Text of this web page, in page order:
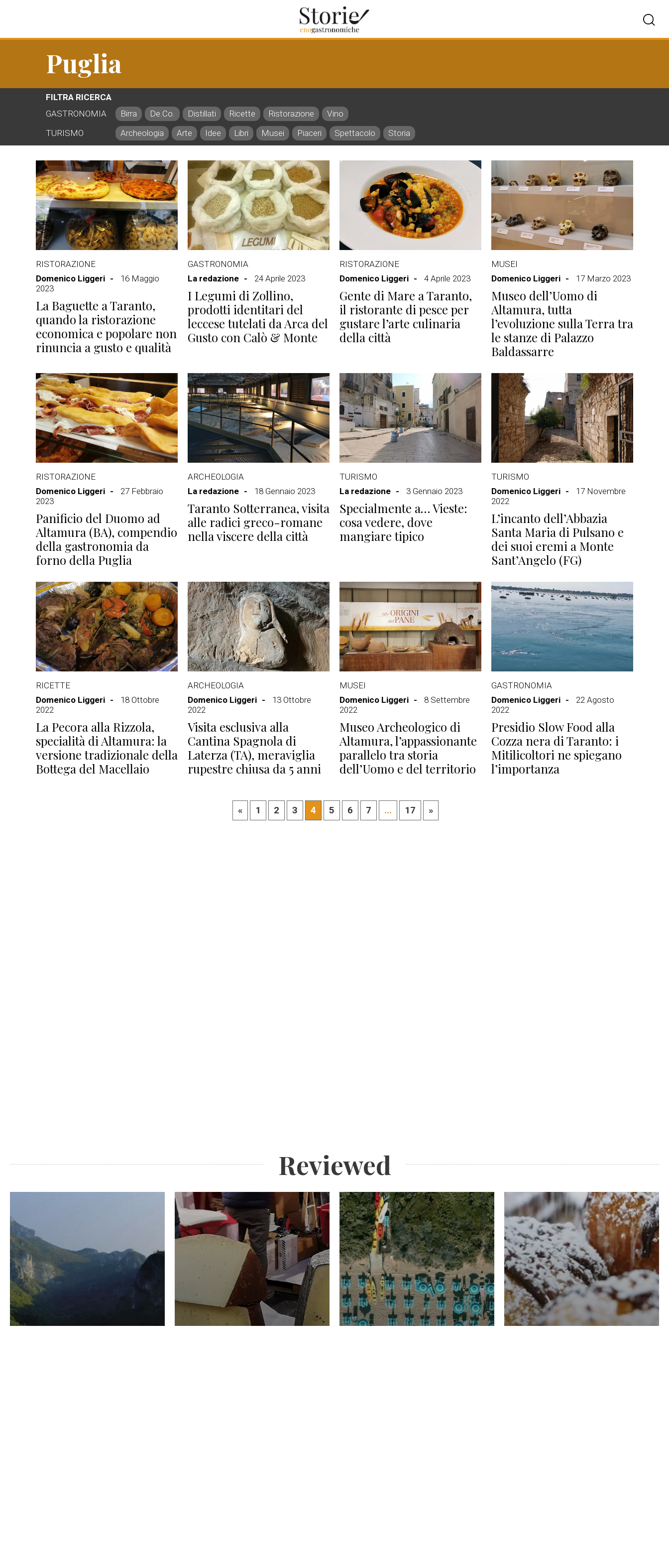
Puglia
FILTRA RICERCA
GASTRONOMIA
Birra De.Co. Distillati Ricette Ristorazione
Vino
TURISMO
Archeologia Arte Idee Libri Musei Piaceri Spettacolo Storia
RISTORAZIONE
Domenico Liggeri
16 Maggio
2023
La Baguette a Taranto,
quando la ristorazione
economica e popolare non
rinuncia a gusto e qualità
GASTRONOMIA
La redazione
24 Aprile 2023
I Legumi di Zollino,
prodotti identitari del
leccese tutelati da Arca del
Gusto con Calò & Monte
RISTORAZIONE
Domenico Liggeri
4 Aprile 2023
Gente di Mare a Taranto,
il ristorante di pesce per
gustare l’arte culinaria
della città
MUSEI
Domenico Liggeri
17 Marzo 2023
Museo dell’Uomo di
Altamura, tutta
l’evoluzione sulla Terra tra
le stanze di Palazzo
Baldassarre
RISTORAZIONE
Domenico Liggeri
27 Febbraio
2023
Panificio del Duomo ad
Altamura (BA), compendio
della gastronomia da
forno della Puglia
ARCHEOLOGIA
La redazione
18 Gennaio 2023
Taranto Sotterranea, visita
alle radici greco-romane
nella viscere della città
TURISMO
La redazione
3 Gennaio 2023
Specialmente a… Vieste:
cosa vedere, dove
mangiare tipico
TURISMO
Domenico Liggeri
17 Novembre
2022
L’incanto dell’Abbazia
Santa Maria di Pulsano e
dei suoi eremi a Monte
Sant’Angelo (FG)
RICETTE
Domenico Liggeri
18 Ottobre
2022
La Pecora alla Rizzola,
specialità di Altamura: la
versione tradizionale della
Bottega del Macellaio
ARCHEOLOGIA
Domenico Liggeri
13 Ottobre
2022
Visita esclusiva alla
Cantina Spagnola di
Laterza (TA), meraviglia
rupestre chiusa da 5 anni
MUSEI
Domenico Liggeri
8 Settembre
2022
Museo Archeologico di
Altamura, l’appassionante
parallelo tra storia
dell’Uomo e del territorio
GASTRONOMIA
Domenico Liggeri
22 Agosto
2022
Presidio Slow Food alla
Cozza nera di Taranto: i
Mitilicoltori ne spiegano
l’importanza
« 1 2 3 4 5 6 7 ... 17 »
Reviewed